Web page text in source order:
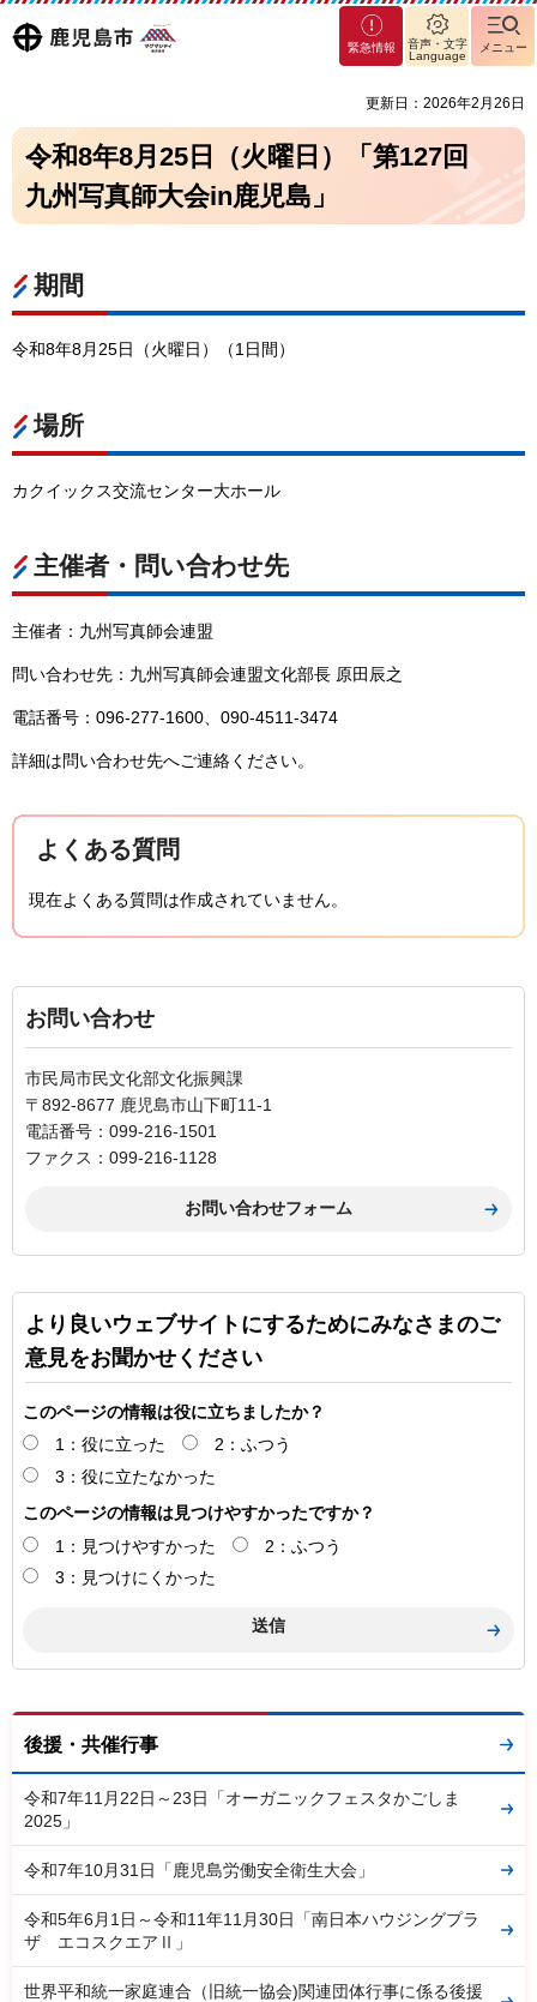
鹿児島
マグ
マシ
緊急情報
音声・文字
Language
メニュー
更新日：2026年2月26日
令和8年8月25日（火曜日）「第127回
九州写真師大会in鹿児島」
期間
令和8年8月25日（火曜日）（1日間）
場所
カクイックス交流センター大ホール
主催者・問い合わせ先
主催者：九州写真師会連盟
問い合わせ先：九州写真師会連盟文化部長 原田辰之
電話番号：096-277-1600、090-4511-3474
詳細は問い合わせ先へご連絡ください。
よくある質問
現在よくある質問は作成されていません。
お問い合わせ
市民局市民文化部文化振興課
〒892-8677 鹿児島市山下町11-1
電話番号：099-216-1501
ファクス：099-216-1128
より良いウェブサイトにするためにみなさまのご
意見をお聞かせください
このページの情報は役に立ちましたか？
1：役に立った
2：ふつう
3：役に立たなかった
このページの情報は見つけやすかったですか？
1：見つけやすかった
2：ふつう
3：見つけにくかった
後援・共催行事
令和7年11月22日～23日「オーガニックフェスタかごしま
2025」
令和7年10月31日「鹿児島労働安全衛生大会」
令和5年6月1日～令和11年11月30日「南日本ハウジングプラ
ザ エコスクエアⅡ」
世界平和統一家庭連合（旧統一協会)関連団体行事に係る後援